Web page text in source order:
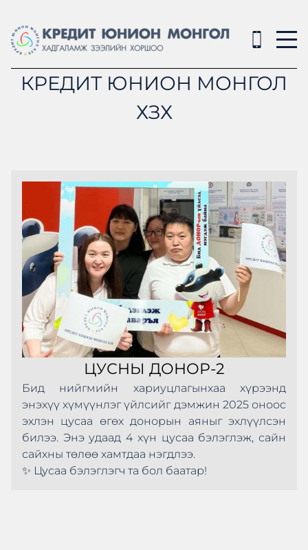
КРЕДИТ ЮНИОН МОНГОЛ
ХЗХ
ЦУСНЫ ДОНОР-2
Бид нийгмийн хариуцлагынхаа хүрээнд
энэхүү хүмүүнлэг үйлсийг дэмжин 2025 оноос
эхлэн цусаа өгөх донорын аяныг эхлүүлсэн
билээ. Энэ удаад 4 хүн цусаа бэлэглэж, сайн
сайхны төлөө хамтдаа нэгдлээ.
✨ Цусаа бэлэглэгч та бол баатар!